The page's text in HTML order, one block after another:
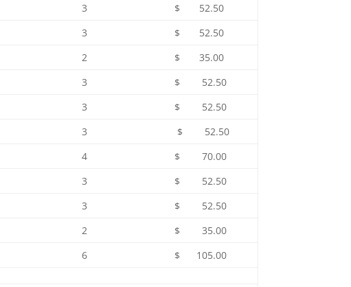
3
$ 52.50
3
$ 52.50
2
$ 35.00
3
$ 52.50
3
$ 52.50
3
$ 52.50
4
$ 70.00
3
$ 52.50
3
$ 52.50
2
$ 35.00
6 $ 105.00